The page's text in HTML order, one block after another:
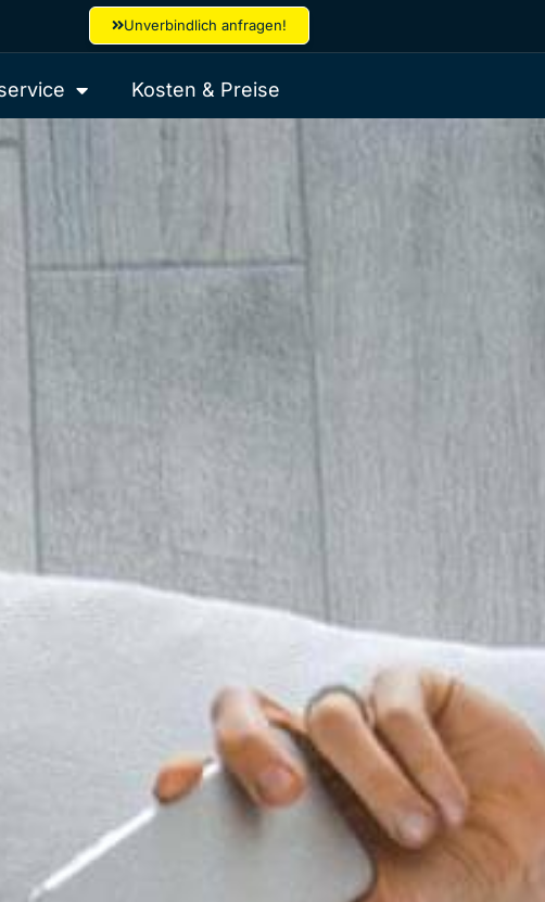
Unverbindlich anfragen!
Kosten & Preise